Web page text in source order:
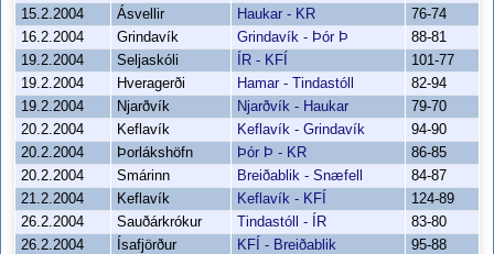
15.2.2004
Ásvellir Haukar - KR
76-74
16.2.2004
Grindavík Grindavík - Þór Þ
88-81
19.2.2004
Seljaskóli ÍR - KFÍ
101-77
19.2.2004
Hveragerði Hamar - Tindastóll
82-94
19.2.2004
Njarðvík Njarðvík - Haukar
79-70
20.2.2004
Keflavík Keflavík - Grindavík
94-90
20.2.2004
Þorlákshöfn Þór Þ - KR
86-85
20.2.2004
Smárinn Breiðablik - Snæfell
84-87
21.2.2004
Keflavík Keflavík - KFÍ
124-89
26.2.2004
Sauðárkrókur Tindastóll - ÍR
83-80
26.2.2004
Ísafjörður KFÍ - Breiðablik
95-88